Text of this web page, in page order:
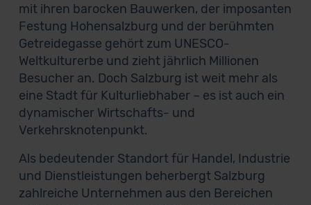
mit ihren barocken Bauwerken, der imposanten
Festung Hohensalzburg und der berühmten
Getreidegasse gehört zum UNESCO-
Weltkulturerbe und zieht jährlich Millionen
Besucher an. Doch Salzburg ist weit mehr als
eine Stadt für Kulturliebhaber – es ist auch ein
dynamischer Wirtschafts- und
Verkehrsknotenpunkt.
Als bedeutender Standort für Handel, Industrie
und Dienstleistungen beherbergt Salzburg
zahlreiche Unternehmen aus den Bereichen